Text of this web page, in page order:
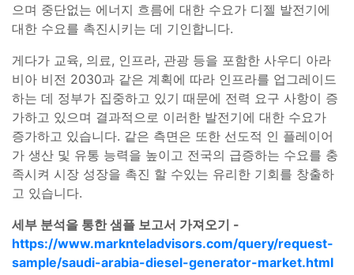
으며 중단없는 에너지 흐름에 대한 수요가 디젤 발전기에
대한 수요를 촉진시키는 데 기인합니다.
게다가 교육, 의료, 인프라, 관광 등을 포함한 사우디 아라
비아 비전 2030과 같은 계획에 따라 인프라를 업그레이드
하는 데 정부가 집중하고 있기 때문에 전력 요구 사항이 증
가하고 있으며 결과적으로 이러한 발전기에 대한 수요가
증가하고 있습니다. 같은 측면은 또한 선도적 인 플레이어
가 생산 및 유통 능력을 높이고 전국의 급증하는 수요를 충
족시켜 시장 성장을 촉진 할 수있는 유리한 기회를 창출하
고 있습니다.
세부 분석을 통한 샘플 보고서 가져오기 -
https://www.marknteladvisors.com/query/request-
sample/saudi-arabia-diesel-generator-market.html